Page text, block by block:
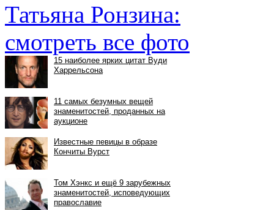
Татьяна Ронзина:
смотреть все фото